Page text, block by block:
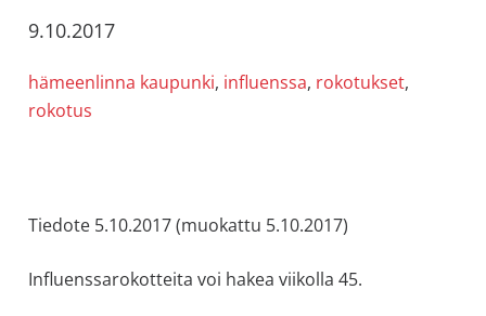
astma,
muut
keuhkosairaudet,
allergiat.
H
9.10.2017
hämeenlinna kaupunki, influenssa, rokotukset
rokotus
Tiedote 5.10.2017 (muokattu 5.10.2017)
Influenssarokotteita voi hakea viikolla 45.